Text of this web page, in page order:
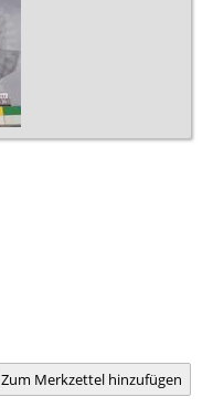
Zum Merkzettel hinzufügen